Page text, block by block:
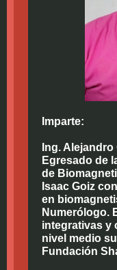
Imparte:
Ing.
Egresado de
de
Isaac Goiz
en
Numerólogo.
integrativas y
nivel medio
Fundación